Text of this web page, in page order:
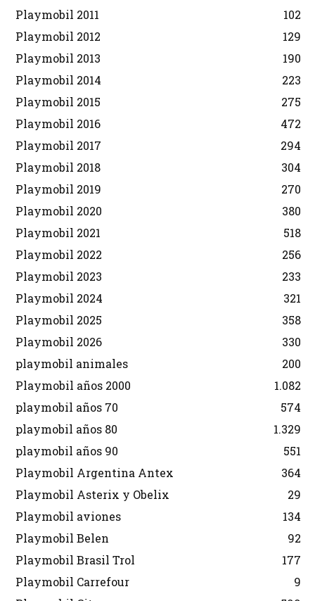
Playmobil 2011
102
Playmobil 2012
129
Playmobil 2013
190
Playmobil 2014
223
Playmobil 2015
275
Playmobil 2016
472
Playmobil 2017
294
Playmobil 2018
304
Playmobil 2019
270
Playmobil 2020
380
Playmobil 2021
518
Playmobil 2022
256
Playmobil 2023
233
Playmobil 2024
321
Playmobil 2025
358
Playmobil 2026
330
playmobil animales
200
Playmobil años 2000
1.082
playmobil años 70
574
playmobil años 80
1.329
playmobil años 90
551
Playmobil Argentina Antex
364
Playmobil Asterix y Obelix
29
Playmobil aviones
134
Playmobil Belen
92
Playmobil Brasil Trol
177
Playmobil Carrefour
9